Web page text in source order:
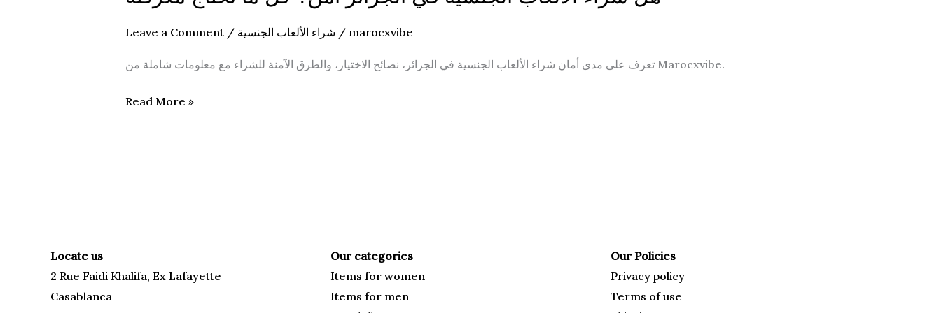
Leave a Comment / شراء الألعاب الجنسية / marocxvibe
تعرف على مدى أمان شراء الألعاب الجنسية في الجزائر، نصائح الاختيار، والطرق الآمنة للشراء مع معلومات شاملة من Marocxvibe.
الألعاب
في
Read More »
Locate us
2 Rue Faidi Khalifa, Ex Lafayette
Casablanca
Our categories
Items for women
Items for men
Our Policies
Privacy policy
Terms of use